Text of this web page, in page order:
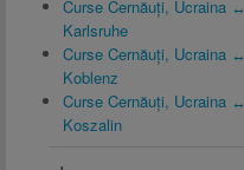
Curse Cernăuți, Ucraina ↔
Karlsruhe
Curse Cernăuți, Ucraina ↔
Koblenz
Curse Cernăuți, Ucraina ↔
Koszalin